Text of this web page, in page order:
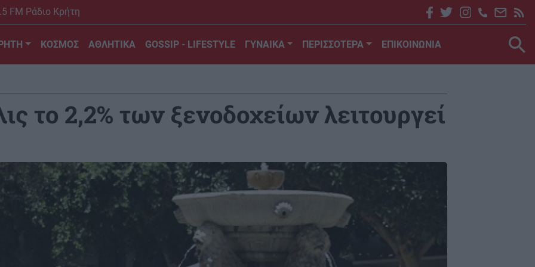
FM Ράδιο Κρήτη
ΚΟΣΜΟΣ ΑΘΛΗΤΙΚΑ GOSSIP - LIFESTYLE ΓΥΝΑΙΚΑ ΠΕΡΙΣΣΟΤΕΡΑ ΕΠΙΚΟΙΝΩΝΙΑ
το 2,2% των ξενοδοχείων λειτουργεί